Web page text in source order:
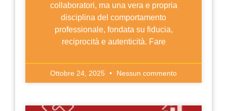
collaboratori, ma una vera e propria
disciplina del comportamento
professionale, fondata su fiducia,
reciprocità e autenticità. Fare
Ottobre 24, 2025 Nessun commento